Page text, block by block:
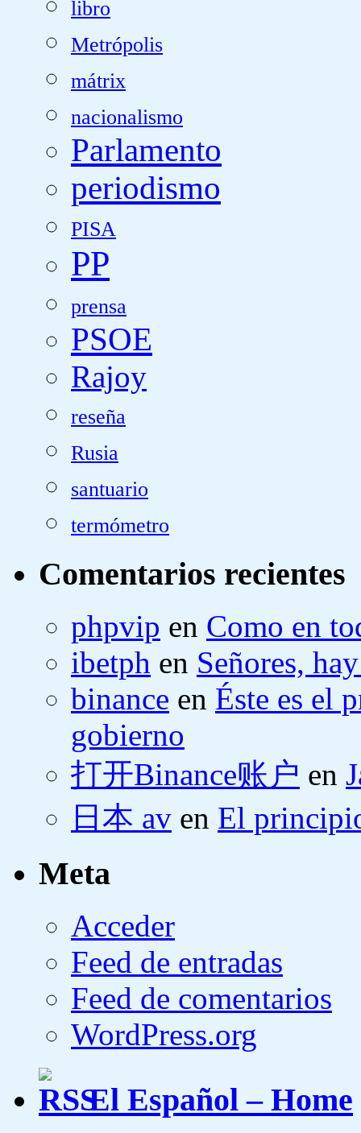
libro
Metrópolis
mátrix
nacionalismo
Parlamento
periodismo
PISA
PP
prensa
PSOE
Rajoy
reseña
Rusia
santuario
termómetro
Comentarios recientes
phpvip en Como en
ibetph en Señores,
binance en Éste es el
gobierno
打开Binance账户 en
日本 av en El
Meta
Acceder
Feed de entradas
Feed de comentarios
WordPress.org
El Español – Home